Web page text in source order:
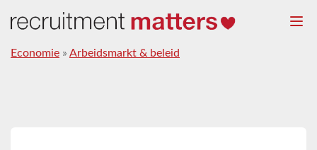
Economie » Arbeidsmarkt & beleid